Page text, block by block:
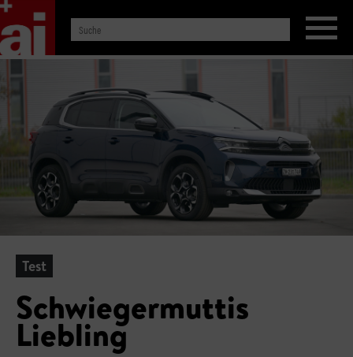
Test
Schwiegermuttis
Liebling